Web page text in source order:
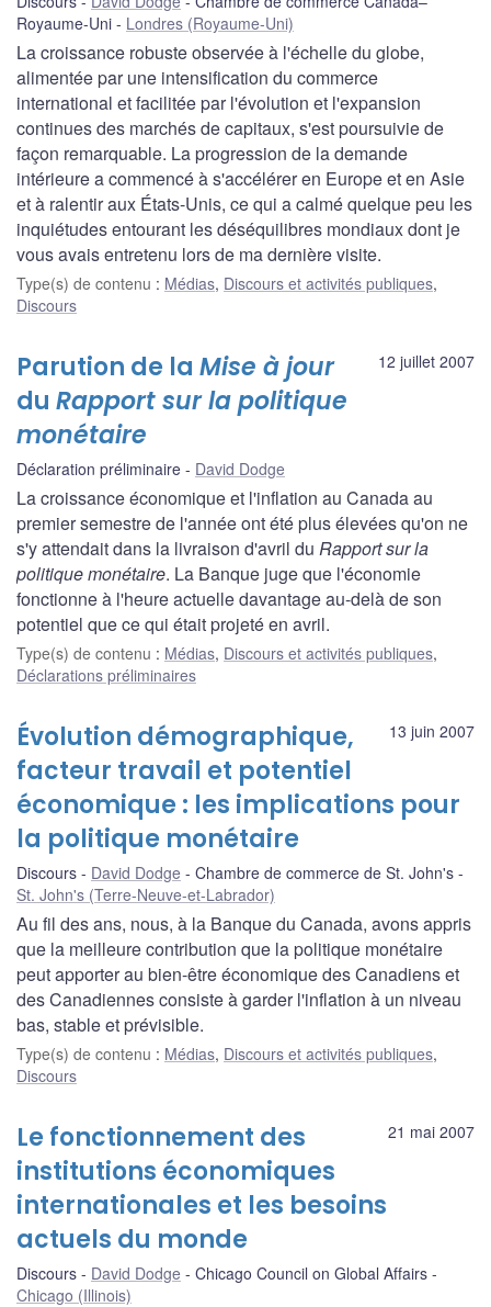
Royaume-Uni
Londres (Royaume-Uni)
La croissance robuste observée à l'échelle du globe,
alimentée par une intensification du commerce
international et facilitée par l'évolution et l'expansion
continues des marchés de capitaux, s'est poursuivie de
façon remarquable. La progression de la demande
intérieure a commencé à s'accélérer en Europe et en Asie
et à ralentir aux États-Unis, ce qui a calmé quelque peu les
inquiétudes entourant les déséquilibres mondiaux dont je
vous avais entretenu lors de ma dernière visite.
Type(s) de contenu : Médias, Discours et activités publiques,
Discours
12 juillet 2007
Parution de la Mise à jour
du Rapport sur la politique
monétaire
Déclaration préliminaire David Dodge
La croissance économique et l'inflation au Canada au
premier semestre de l'année ont été plus élevées qu'on ne
s'y attendait dans la livraison d'avril du Rapport sur la
politique monétaire. La Banque juge que l'économie
fonctionne à l'heure actuelle davantage au-delà de son
potentiel que ce qui était projeté en avril.
Type(s) de contenu : Médias, Discours et activités publiques,
Déclarations préliminaires
13 juin 2007
Évolution démographique,
facteur travail et potentiel
économique : les implications pour
la politique monétaire
Discours David Dodge
Chambre de commerce de St. John's
St. John's (Terre-Neuve-et-Labrador)
Au fil des ans, nous, à la Banque du Canada, avons appris
que la meilleure contribution que la politique monétaire
peut apporter au bien-être économique des Canadiens et
des Canadiennes consiste à garder l'inflation à un niveau
bas, stable et prévisible.
Type(s) de contenu : Médias, Discours et activités publiques,
Discours
21 mai 2007
Le fonctionnement des
institutions économiques
internationales et les besoins
actuels du monde
Discours David Dodge
Chicago Council on Global Affairs
Chicago (Illinois)